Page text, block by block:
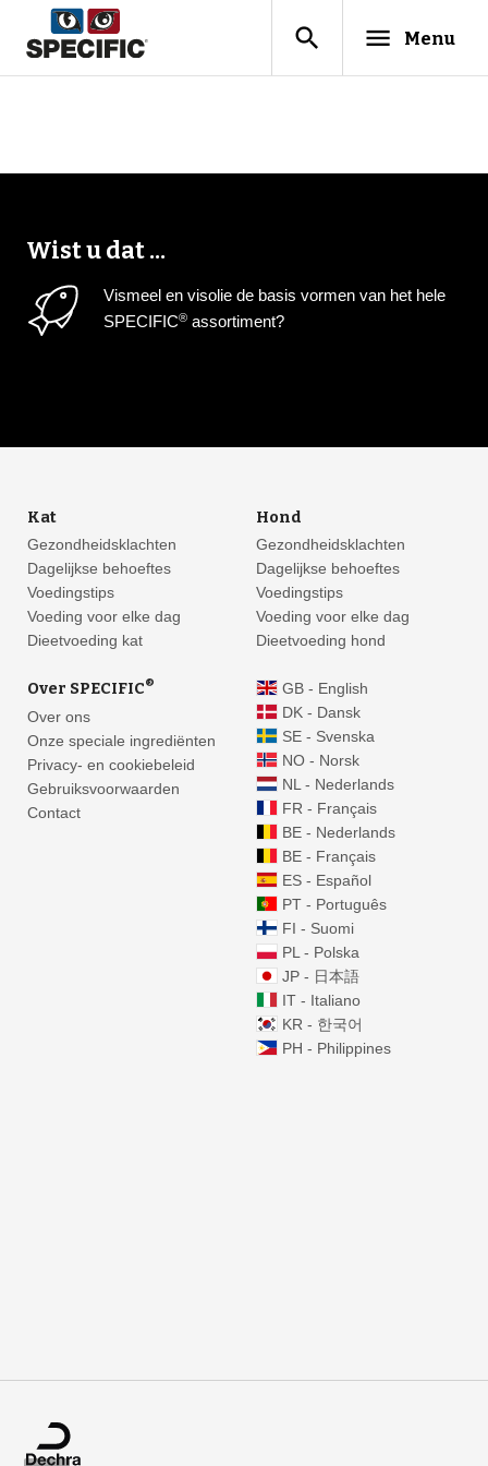
search menu Menu
Wist u dat ...
Vismeel en visolie de basis vormen van het hele
SPECIFIC® assortiment?
Kat
Gezondheidsklachten
Dagelijkse behoeftes
Voedingstips
Voeding voor elke dag
Dieetvoeding kat
Hond
Gezondheidsklachten
Dagelijkse behoeftes
Voedingstips
Voeding voor elke dag
Dieetvoeding hond
Over SPECIFIC®
Over ons
Onze speciale ingrediënten
Privacy- en cookiebeleid
Gebruiksvoorwaarden
Contact
GB - English
DK - Dansk
SE - Svenska
NO - Norsk
NL - Nederlands
FR - Français
BE - Nederlands
BE - Français
ES - Español
PT - Português
FI - Suomi
PL - Polska
JP - 日本語
IT - Italiano
KR - 한국어
PH - Philippines